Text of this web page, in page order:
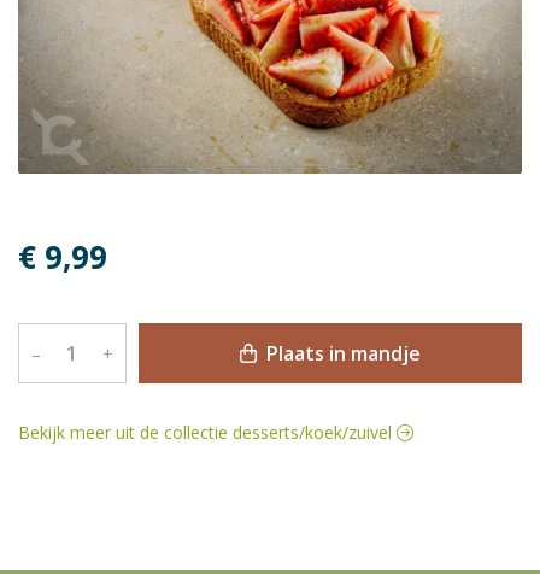
€ 9,99
– + Plaats in mandje
Bekijk meer uit de collectie desserts/koek/zuivel